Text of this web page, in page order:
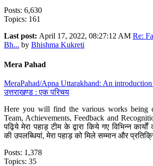
Posts: 6,630
Topics: 161
Last post: April 17, 2022, 08:27:12 AM Re:
Bh... by Bhishma Kukreti
Mera Pahad
MeraPahad/Apna Uttarakhand: An introduction
उत्तराखण्ड : एक परिचय
Here you will find the various works being
Team, Achievements, Feedback and
पढ़िये मेरा पहाड़ टीम के द्वारा किये गए विभिन्न कार्यों
की उपलब्धियां, मेरा पहाड़ को मिले सम्मान और
Posts: 1,378
Topics: 35